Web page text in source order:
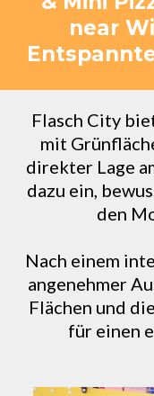
near
Flasch City
mit
direkter Lage
dazu ein,
den
Nach einem
angenehmer
Flächen und
für einen